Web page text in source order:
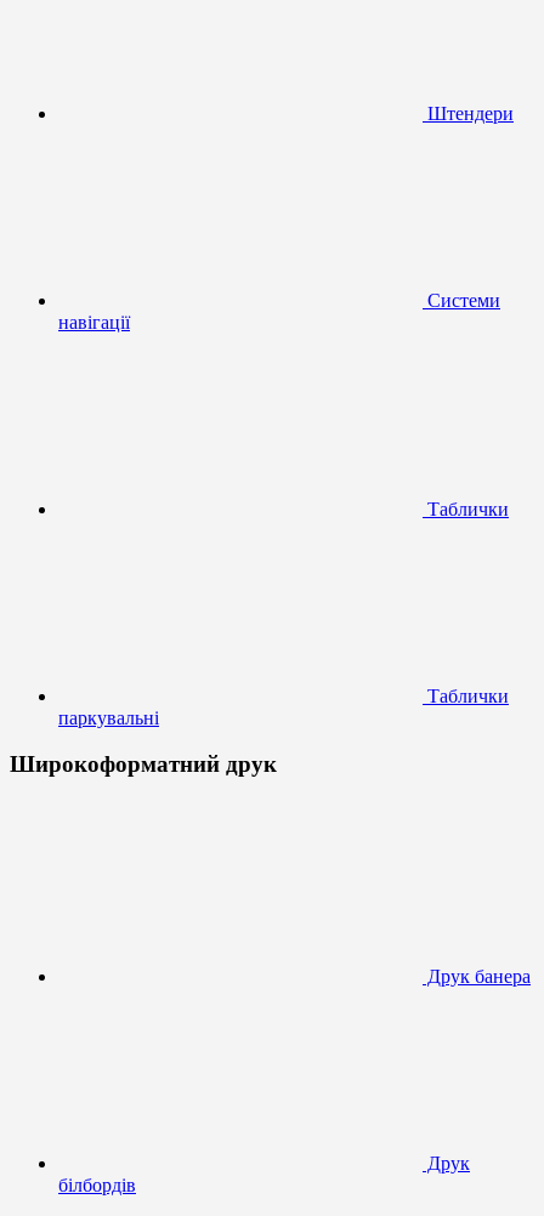
Штендери
Системи
навігації
Таблички
Таблички
паркувальні
Широкоформатний друк
Друк банера
Друк
білбордів